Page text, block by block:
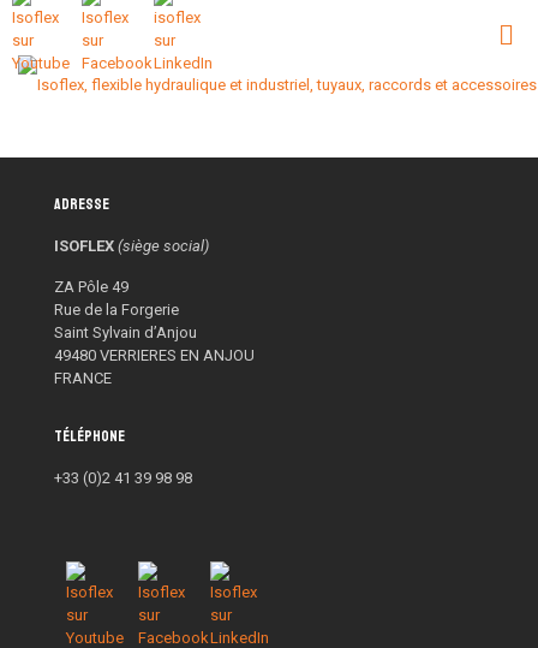
Adresse
ISOFLEX (siège social)
ZA Pôle 49
Rue de la Forgerie
Saint Sylvain d’Anjou
49480 VERRIERES EN ANJOU
FRANCE
Téléphone
+33 (0)2 41 39 98 98